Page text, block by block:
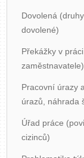
Dovolená
dovolené)
Překážky v
zaměstnavatele)
Pracovní úrazy
úrazů, náhrada
Úřad práce
cizinců)